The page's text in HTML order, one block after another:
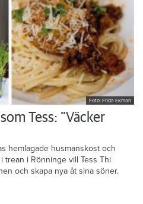
Foto: Frida Ekman
Tess: ”Väcker
hemlagade husmanskost och
trean i Rönninge vill Tess Thi
och skapa nya åt sina söner.